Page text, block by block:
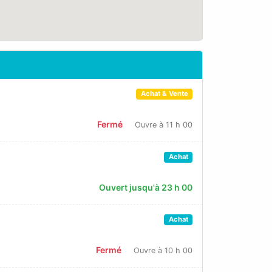
Achat & Vente
Fermé Ouvre à 11 h 00
Achat
Ouvert jusqu'à 23 h 00
Achat
Fermé Ouvre à 10 h 00